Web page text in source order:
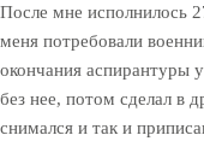
После мне исполнилось
меня потребовали
окончания аспирантуры
без нее, потом сделал в
снимался и так и